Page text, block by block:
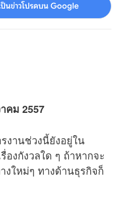
นข่าวโปรดบน Google
คม 2557
งานช่วงนี้ยังอยู่ใน
งกังวลใด ๆ ถ้าหากจะ
งใหม่ๆ ทางด้านธุรกิจก็